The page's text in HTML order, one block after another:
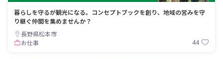
➤2021年1月より協力隊に着任。長崎県
出身。以前は、関東で子育て支援と教
育の仕事に関わる。学生時より地域づ
暮らしを守るが観光になる。コンセプトブックを創り、地域の営みを守
り継ぐ仲間を集めませんか？
長野県松本市
お仕事
44